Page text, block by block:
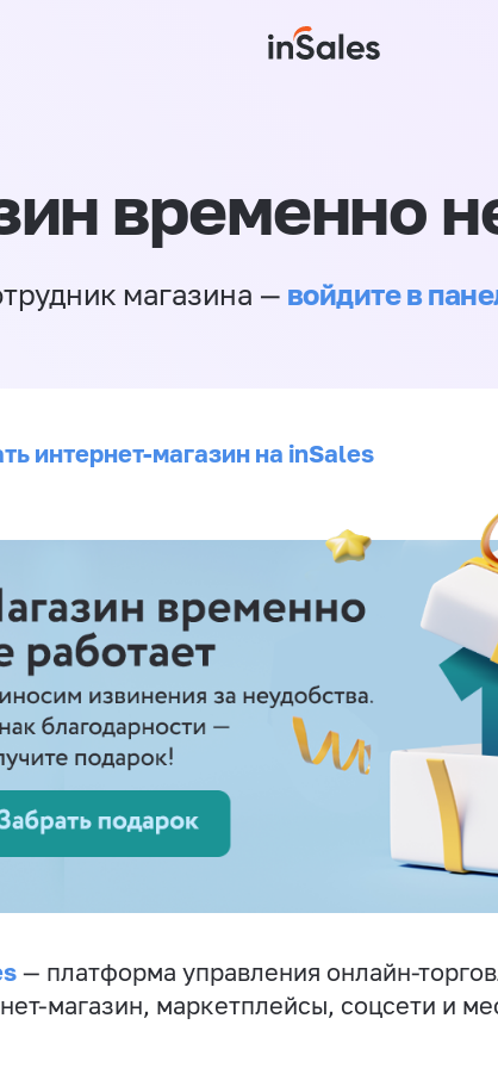
временно
магазина — войдите в
интернет-магазин на inSales
— платформа управления онлайн-
магазин, маркетплейсы, соцсети и